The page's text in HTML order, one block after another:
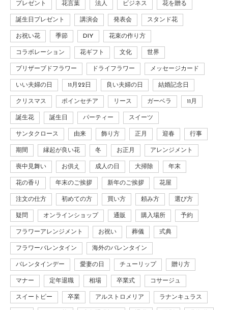
プレゼント 花言葉 法人 ビジネス 花を贈る
誕生日プレゼント 講演会 発表会 スタンド花
お祝い花 季節 DIY 花束の作り方
コラボレーション 花ギフト 文化 世界
プリザーブドフラワー ドライフラワー メッセージカード
いい夫婦の日 11月22日 良い夫婦の日 結婚記念日
クリスマス ポインセチア リース ガーベラ 11月
誕生花 誕生日 パーティー スイーツ
サンタクロース 由来 飾り方 正月 迎春 行事
期間 縁起が良い花 冬 お正月 アレンジメント
喪中見舞い お供え 成人の日 大掃除 年末
花の香り 年末のご挨拶 新年のご挨拶 花屋
注文の仕方 初めての方 買い方 頼み方 選び方
疑問 オンラインショップ 通販 購入場所 予約
フラワーアレンジメント お祝い 葬儀 式典
フラワーバレンタイン 海外のバレンタイン
バレンタインデー 愛妻の日 チューリップ 贈り方
マナー 定年退職 相場 卒業式 コサージュ
スイートピー 卒業 アルストロメリア ラナンキュラス